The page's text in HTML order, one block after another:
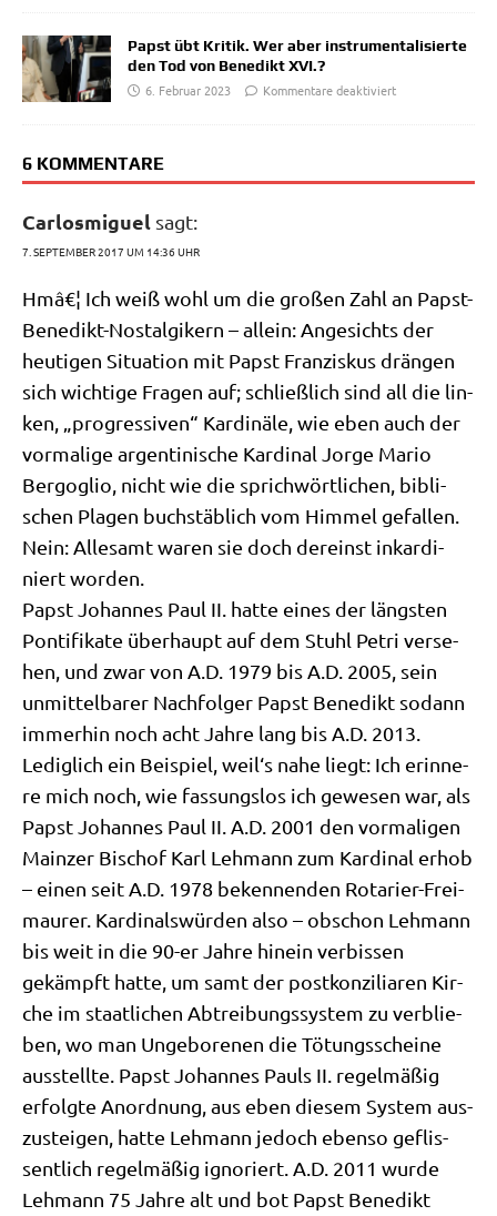
Papst übt Kritik. Wer aber instrumentalisierte
den Tod von Benedikt XVI.?
6. Februar 2023
Kommentare deaktiviert
6 KOMMENTARE
Carlosmiguel sagt:
7. SEPTEMBER 2017 UM 14:36 UHR
Hmâ€¦ Ich weiß wohl um die gro­ßen Zahl an Papst-
Bene­dikt-Nost­al­gi­kern – allein: Ange­sichts der
heu­ti­gen Situa­ti­on mit Papst Fran­zis­kus drän­gen
sich wich­ti­ge Fra­gen auf; schließ­lich sind all die lin­
ken, „pro­gres­si­ven“ Kar­di­nä­le, wie eben auch der
vor­ma­li­ge argen­ti­ni­sche Kar­di­nal Jor­ge Mario
Berg­o­glio, nicht wie die sprich­wört­li­chen, bibli­
schen Pla­gen buch­stäb­lich vom Him­mel gefal­len.
Nein: Alle­samt waren sie doch der­einst inkar­di­
niert worden.
Papst Johan­nes Paul II. hat­te eines der läng­sten
Pon­ti­fi­ka­te über­haupt auf dem Stuhl Petri ver­se­
hen, und zwar von A.D. 1979 bis A.D. 2005, sein
unmit­tel­ba­rer Nach­fol­ger Papst Bene­dikt sodann
immer­hin noch acht Jah­re lang bis A.D. 2013.
Ledig­lich ein Bei­spiel, weil‘s nahe liegt: Ich erin­ne­
re mich noch, wie fas­sungs­los ich gewe­sen war, als
Papst Johan­nes Paul II. A.D. 2001 den vor­ma­li­gen
Main­zer Bischof Karl Leh­mann zum Kar­di­nal erhob
– einen seit A.D. 1978 beken­nen­den Rota­ri­er-Frei­
mau­rer. Kar­di­nals­wür­den also – obschon Leh­mann
bis weit in die 90-er Jah­re hin­ein ver­bis­sen
gekämpft hat­te, um samt der post­kon­zi­lia­ren Kir­
che im staat­li­chen Abtrei­bungs­sy­stem zu ver­blie­
ben, wo man Unge­bo­re­nen die Tötungs­schei­ne
aus­stell­te. Papst Johan­nes Pauls II. regel­mä­ßig
erfolg­te Anord­nung, aus eben die­sem System aus­
zu­stei­gen, hat­te Leh­mann jedoch eben­so geflis­
sent­lich regel­mä­ßig igno­riert. A.D. 2011 wur­de
Leh­mann 75 Jah­re alt und bot Papst Bene­dikt